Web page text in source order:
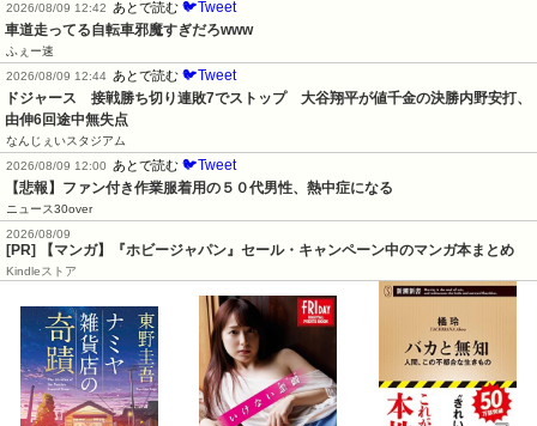
2026/08/09 12:42 あとで読む 🐦Tweet
車道走ってる自転車邪魔すぎだろwww
ふぇー速
2026/08/09 12:44 あとで読む 🐦Tweet
ドジャース　接戦勝ち切り連敗7でストップ　大谷翔平が値千金の決勝内野安打、
由伸6回途中無失点
なんじぇいスタジアム
2026/08/09 12:00
あとで読む 🐦Tweet
【悲報】ファン付き作業服着用の５０代男性、熱中症になる
ニュース30over
2026/08/09
[PR] 【マンガ】『ホビージャパン』セール・キャンペーン中のマンガ本まとめ
Kindleストア